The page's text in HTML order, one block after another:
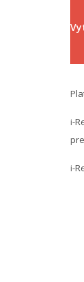
i-
i-